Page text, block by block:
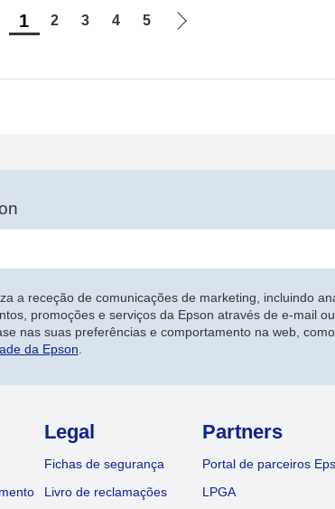
1 2 3 4 5
Ir
a receção de comunicações de marketing, incluindo
promoções e serviços da Epson através de e-mail
nas suas preferências e comportamento na web,
da Epson.
Legal
Fichas de segurança
Livro de reclamações
Partners
Portal de parceiros
LPGA